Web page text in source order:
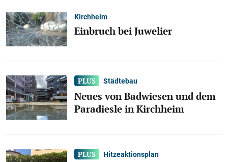
Kirchheim
Einbruch bei Juwelier
Städtebau
Neues von Badwiesen und dem
Paradiesle in Kirchheim
Hitzeaktionsplan